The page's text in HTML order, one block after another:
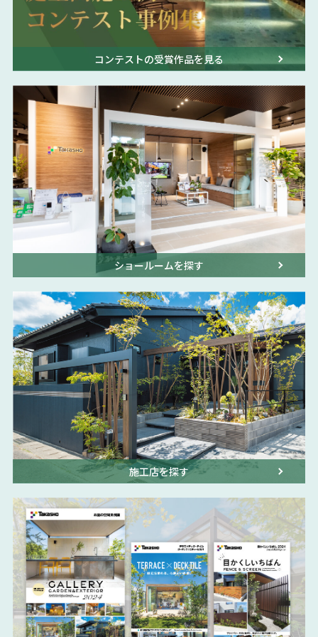
コンテストの受賞作品を見る
ショールームを探す
施工店を探す